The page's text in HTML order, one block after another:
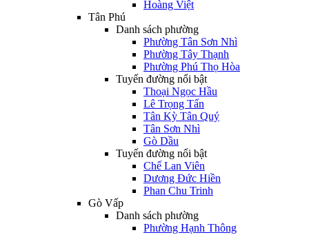
Hoàng Việt
Tân Phú
Danh sách phường
Phường Tân Sơn Nhì
Phường Tây Thạnh
Phường Phú Thọ Hòa
Tuyến đường nổi bật
Thoại Ngọc Hầu
Lê Trọng Tấn
Tân Kỳ Tân Quý
Tân Sơn Nhì
Gò Dầu
Tuyến đường nổi bật
Chế Lan Viên
Dương Đức Hiền
Phan Chu Trinh
Gò Vấp
Danh sách phường
Phường Hạnh Thông